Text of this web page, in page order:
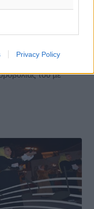
Privacy Policy
Φ σκάφους
το Λιμεναρχείο
του με